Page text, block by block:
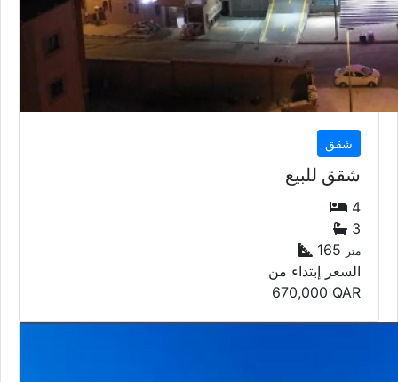
شقق
شقق للبيع
4
3
165
متر
السعر إبتداء من
670,000 QAR